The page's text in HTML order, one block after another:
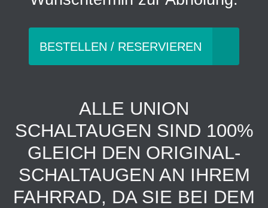
BESTELLEN / RESERVIEREN
ALLE UNION
SCHALTAUGEN SIND 100%
GLEICH DEN ORIGINAL-
SCHALTAUGEN AN IHREM
FAHRRAD, DA SIE BEI DEM